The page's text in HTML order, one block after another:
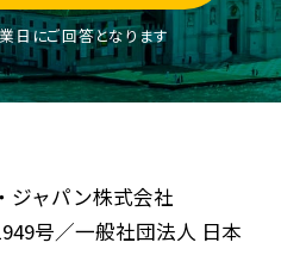
日にご回答となります
ジャパン株式会社
号／一般社団法人 日本